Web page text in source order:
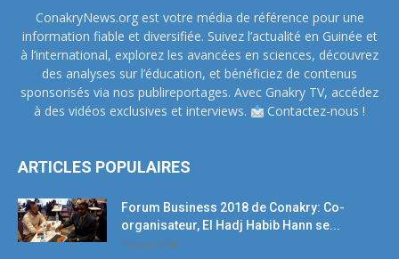
ConakryNews.org est votre média de référence pour une
information fiable et diversifiée. Suivez l’actualité en Guinée et
à l’international, explorez les avancées en sciences, découvrez
des analyses sur l’éducation, et bénéficiez de contenus
sponsorisés via nos publireportages. Avec Gnakry TV, accédez
à des vidéos exclusives et interviews.
Contactez-nous !
ARTICLES POPULAIRES
Forum Business 2018 de Conakry: Co-
organisateur, El Hadj Habib Hann se...
19 avril 2018